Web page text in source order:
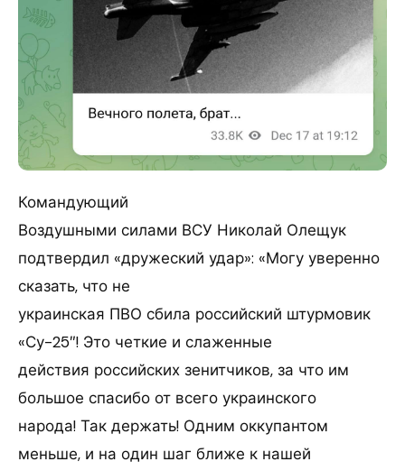
Командующий
Воздушными силами ВСУ Николай Олещук
подтвердил «дружеский удар»: «Могу уверенно
сказать, что не
украинская ПВО сбила российский штурмовик
«Су-25″! Это четкие и слаженные
действия российских зенитчиков, за что им
большое спасибо от всего украинского
народа! Так держать! Одним оккупантом
меньше, и на один шаг ближе к нашей